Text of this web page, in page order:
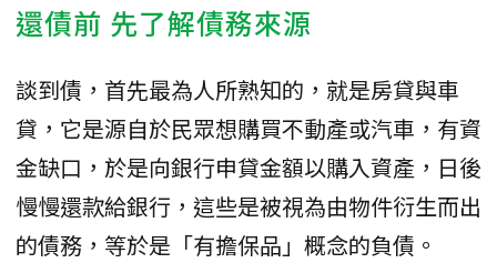
還債前 先了解債務來源
談到債，首先最為人所熟知的，就是房貸與車
貸，它是源自於民眾想購買不動產或汽車，有資
金缺口，於是向銀行申貸金額以購入資產，日後
慢慢還款給銀行，這些是被視為由物件衍生而出
的債務，等於是「有擔保品」概念的負債。